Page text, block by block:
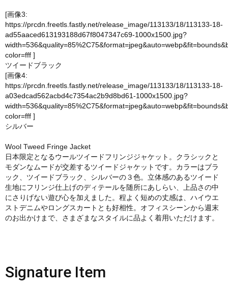
[画像3:
https://prcdn.freetls.fastly.net/release_image/113133/18/113133-18-
ad55aaced613193188d67f8047347c69-1000x1500.jpg?
color=fff ]
ツイードブラック
[画像4:
https://prcdn.freetls.fastly.net/release_image/113133/18/113133-18-
a03edcad562acbd4c7354ac2b9d8bd61-1000x1500.jpg?
color=fff ]
シルバー
Wool Tweed Fringe Jacket
日本限定となるウールツイードフリンジジャケット。クラシックと
モダンなムードが交差するツイードジャケットです。カラーはブラ
ック、ツイードブラック、シルバーの３色。立体感のあるツイード
生地にフリンジ仕上げのディテールを随所にあしらい、上品さの中
にさりげない遊び心を加えました。程よく短めの丈感は、ハイウエ
ストデニムやロングスカートとも好相性。オフィスシーンから週末
のお出かけまで、さまざまなスタイルに品よく着用いただけます。
Signature Item